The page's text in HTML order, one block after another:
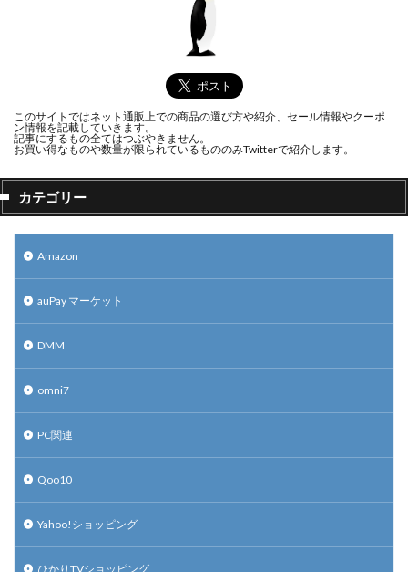
このサイトではネット通販上での商品の選び方や紹介、セール情報やクーポ
ン情報を記載していきます。
記事にするもの全てはつぶやきません。
お買い得なものや数量が限られているもののみTwitterで紹介します。
カテゴリー
Amazon
auPay マーケット
DMM
omni7
PC関連
Qoo10
Yahoo!ショッピング
ひかりTVショッピング